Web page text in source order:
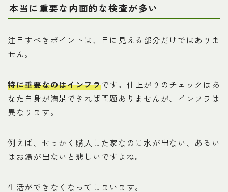
本当に重要な内面的な検査が多い
注目すべきポイントは、目に見える部分だけではありま
せん。
特に重要なのはインフラです。仕上がりのチェックはあ
なた自身が満足できれば問題ありませんが、インフラは
異なります。
例えば、せっかく購入した家なのに水が出ない、あるい
はお湯が出ないと悲しいですよね。
生活ができなくなってしまいます。